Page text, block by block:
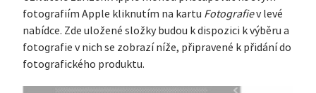
fotografiím Apple kliknutím na kartu Fotografiev levé
nabídce. Zde uložené složky budou k dispozici k výběru a
fotografie v nich se zobrazí níže, připravené k přidání do
fotografického produktu.